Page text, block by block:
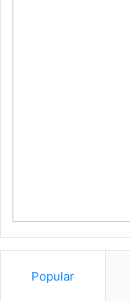
Popular